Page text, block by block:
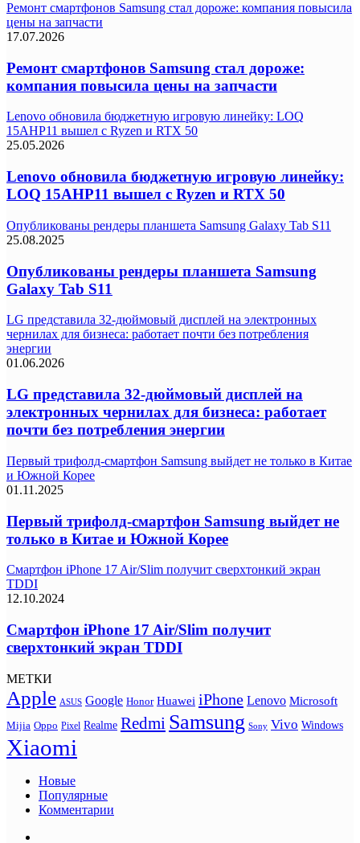
Ремонт смартфонов Samsung стал дороже: компания повысила
цены на запчасти
17.07.2026
Ремонт смартфонов Samsung стал дороже:
компания повысила цены на запчасти
Lenovo обновила бюджетную игровую линейку: LOQ
15AHP11 вышел с Ryzen и RTX 50
25.05.2026
Lenovo обновила бюджетную игровую линейку:
LOQ 15AHP11 вышел с Ryzen и RTX 50
Опубликованы рендеры планшета Samsung Galaxy Tab S11
25.08.2025
Опубликованы рендеры планшета Samsung
Galaxy Tab S11
LG представила 32-дюймовый дисплей на электронных
чернилах для бизнеса: работает почти без потребления
энергии
01.06.2026
LG представила 32-дюймовый дисплей на
электронных чернилах для бизнеса: работает
почти без потребления энергии
Первый трифолд-смартфон Samsung выйдет не только в Китае
и Южной Корее
01.11.2025
Первый трифолд-смартфон Samsung выйдет не
только в Китае и Южной Корее
Смартфон iPhone 17 Air/Slim получит сверхтонкий экран
TDDI
12.10.2024
Смартфон iPhone 17 Air/Slim получит
сверхтонкий экран TDDI
МЕТКИ
Apple ASUS Google Honor Huawei iPhone Lenovo Microsoft
Mijia Oppo Pixel Realme Redmi Samsung Sony Vivo Windows
Xiaomi
Новые
Популярные
Комментарии